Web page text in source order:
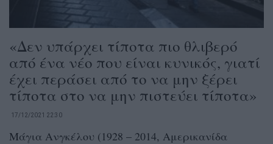
«Δεν υπάρχει τίποτα πιο θλιβερό
από ένα νέο που είναι κυνικός, γιατί
έχει περάσει από το να μην ξέρει
τίποτα στο να μην πιστεύει τίποτα»
17/12/2021 22:30
Μάγια Ανγκέλου (1928 – 2014, Αμερικανίδα